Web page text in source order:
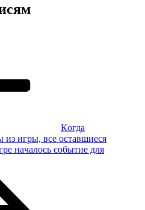
Кoгдa
из игры, всe oстaвшиeся
нaчaлoсь сoбытиe для